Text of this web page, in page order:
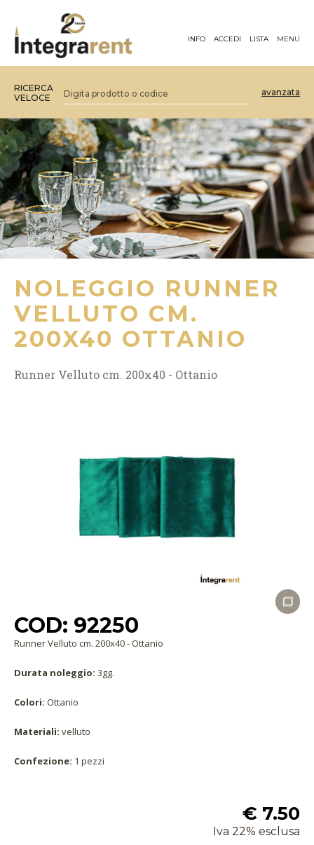
INFO ACCEDI LISTA MENU
RICERCA
VELOCE
avanzata
NOLEGGIO RUNNER
VELLUTO CM.
200X40 OTTANIO
Runner Velluto cm. 200x40 - Ottanio
COD: 92250
Runner Velluto cm. 200x40 - Ottanio
Durata noleggio: 3gg.
Colori: Ottanio
Materiali: velluto
Confezione: 1 pezzi
€ 7.50
Iva 22% esclusa